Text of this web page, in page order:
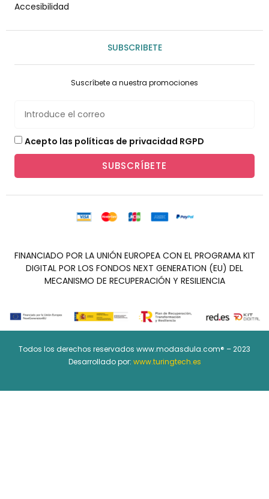
Accesibilidad
SUBSCRIBETE
Suscríbete a nuestra promociones
Acepto las políticas de privacidad RGPD
SUBSCRÍBETE
FINANCIADO POR LA UNIÓN EUROPEA CON EL PROGRAMA KIT
DIGITAL POR LOS FONDOS NEXT GENERATION (EU) DEL
MECANISMO DE RECUPERACIÓN Y RESILIENCIA
Todos los derechos reservados www.modasdula.com® – 2023
Desarrollado por: www.turingtech.es